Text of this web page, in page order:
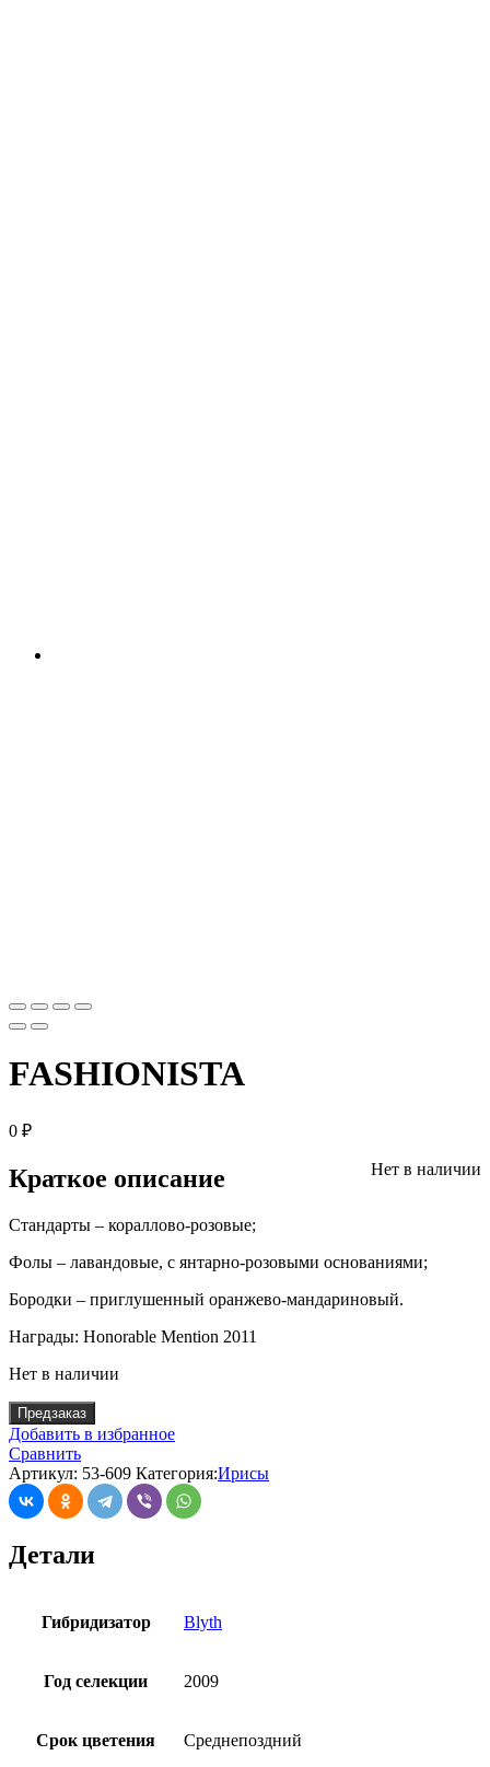
FASHIONISTA
0 ₽
Нет в наличии
Краткое описание
Стандарты – кораллово-розовые;
Фолы – лавандовые, с янтарно-розовыми основаниями;
Бородки – приглушенный оранжево-мандариновый.
Награды: Honorable Mention 2011
Нет в наличии
Предзаказ
Добавить в избранное
Сравнить
Артикул: 53-609 Категория:Ирисы
Детали
Гибридизатор Blyth
Год селекции 2009
Срок цветения Среднепоздний